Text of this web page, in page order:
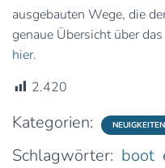
ausgebauten Wege, die
genaue Übersicht über
hier.
2.420
Kategorien: NEUIGKEITEN
Schlagwörter: boot